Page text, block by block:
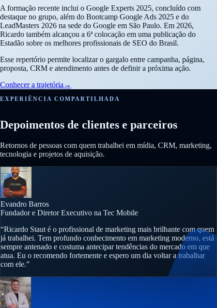
A formação recente inclui o Google Experts 2025, concluído com
destaque no grupo, além do Bootcamp Google Ads 2025 e do
LeadMasters 2026 na sede do Google em São Paulo. Em 2026,
Ricardo também alcançou a 6ª colocação em uma publicação do
Estadão sobre os melhores profissionais de SEO do Brasil.
Esse repertório permite localizar o gargalo entre campanha, página,
proposta, CRM e atendimento antes de definir a próxima ação.
Conhecer a trajetória →
EXPERIÊNCIA COMPARTILHADA
Depoimentos de clientes e parceiros
Retornos de pessoas com quem trabalhei em mídia, CRM, marketing,
tecnologia e projetos de aquisição.
Evandro Barros
Fundador e Diretor Executivo na Tec Mobile
“Ricardo Staut é o profissional de marketing mais brilhante com quem
já trabalhei. Tem profundo conhecimento em marketing moderno, está
sempre antenado e costuma antecipar tendências do mercado em que
atua. Eu o recomendo fortemente e espero um dia voltar a trabalhar
com ele.”